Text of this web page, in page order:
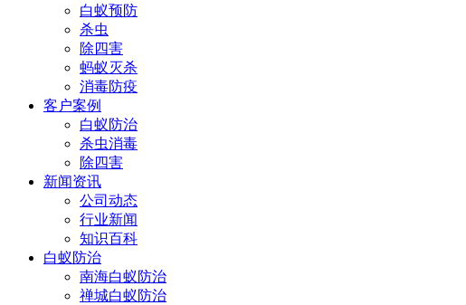
白蚁预防
杀虫
除四害
蚂蚁灭杀
消毒防疫
客户案例
白蚁防治
杀虫消毒
除四害
新闻资讯
公司动态
行业新闻
知识百科
白蚁防治
南海白蚁防治
禅城白蚁防治